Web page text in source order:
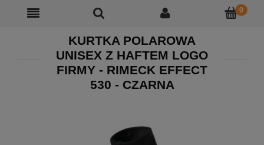
KURTKA POLAROWA
UNISEX Z HAFTEM LOGO
FIRMY - RIMECK EFFECT
530 - CZARNA